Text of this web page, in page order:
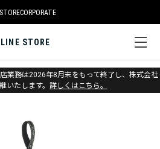
CORPORATE
STORE
業務は2026年8月末をもって終了し、株式会社
いたします。 詳しくはこちら。